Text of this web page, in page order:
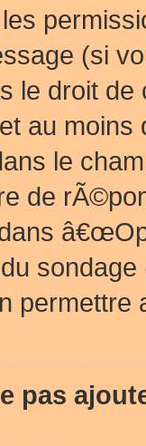
(si
le droit
au
le
de
permettre
pas